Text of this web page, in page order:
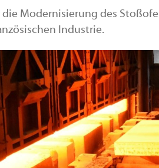
Modernisierung des
Industrie.